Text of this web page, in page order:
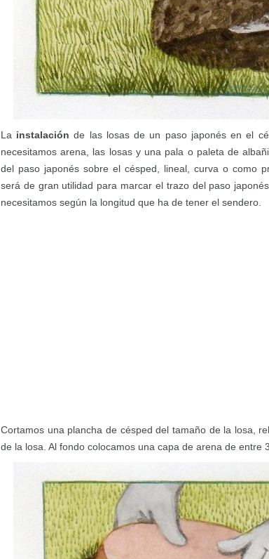
La instalación de las losas de un paso japonés en el
necesitamos arena, las losas y una pala o paleta de
del paso japonés sobre el césped, lineal, curva o como
será de gran utilidad para marcar el trazo del paso
necesitamos según la longitud que ha de tener el sendero.
Cortamos una plancha de césped del tamaño de la losa,
de la losa. Al fondo colocamos una capa de arena de entre